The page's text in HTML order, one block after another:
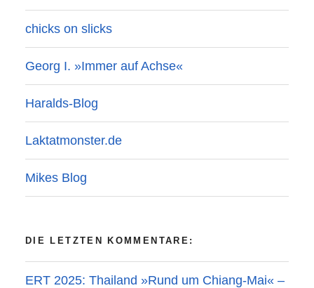
chicks on slicks
Georg I. »Immer auf Achse«
Haralds-Blog
Laktatmonster.de
Mikes Blog
DIE LETZTEN KOMMENTARE:
ERT 2025: Thailand »Rund um Chiang-Mai« –